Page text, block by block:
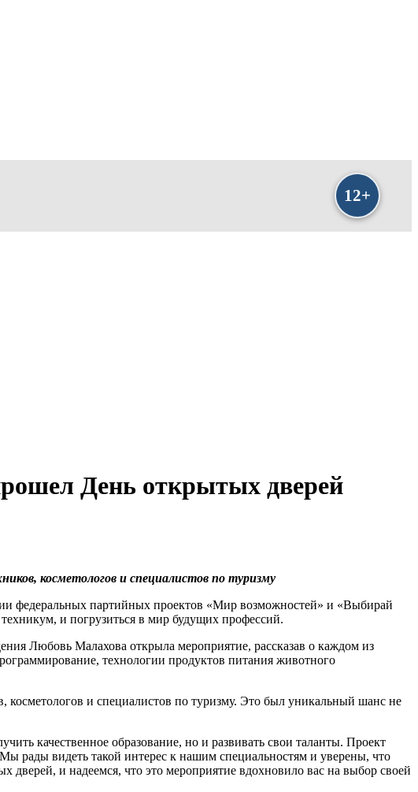
День открытых дверей
косметологов и специалистов по туризму
федеральных партийных проектов «Мир возможностей» и «Выбирай
и погрузиться в мир будущих профессий.
Любовь Малахова открыла мероприятие, рассказав о каждом из
технологии продуктов питания животного
косметологов и специалистов по туризму. Это был уникальный шанс не
качественное образование, но и развивать свои таланты. Проект
рады видеть такой интерес к нашим специальностям и уверены, что
и надеемся, что это мероприятие вдохновило вас на выбор своей